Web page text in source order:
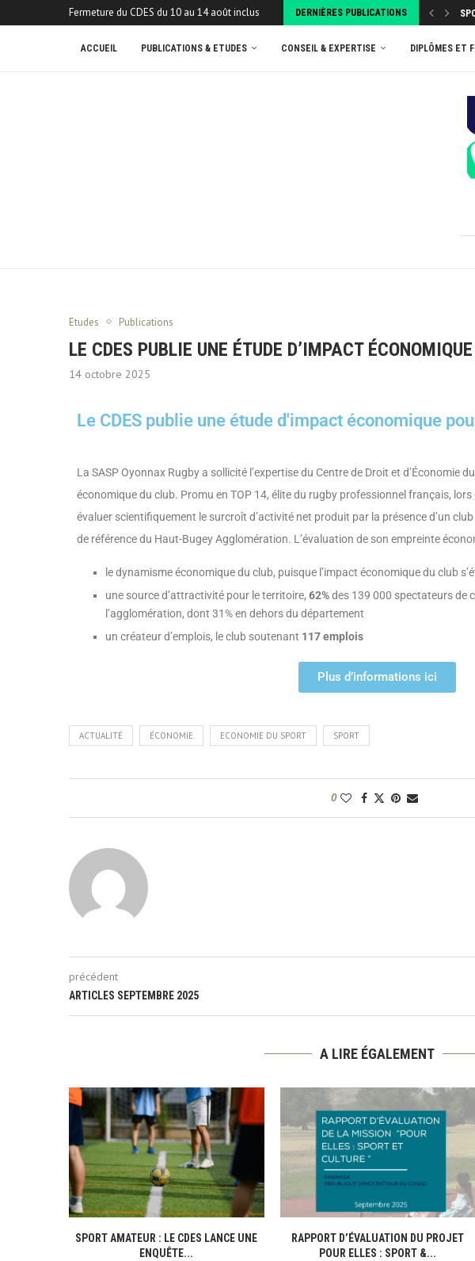
Fermeture du CDES du 10 au 14 août inclus DERNIÈRES PUBLICATIONS
ACCUEIL
PUBLICATIONS & ETUDES CONSEIL & EXPERTISE DIPLÔMES ET
Etudes Publications
LE CDES PUBLIE UNE ÉTUDE D’IMPACT
14 octobre 2025
Le CDES publie une étude d'impact économique
La SASP Oyonnax Rugby a sollicité l’expertise du Centre de Droit et d’Économie
économique du club. Promu en TOP 14, élite du rugby professionnel français,
évaluer scientifiquement le surcroît d’activité net produit par la présence d’un
de référence du Haut-Bugey Agglomération. L’évaluation de son empreinte
le dynamisme économique du club, puisque l’impact économique du club
une source d’attractivité pour le territoire, 62%des 139 000 spectateurs de
l’agglomération, dont 31% en dehors du département
un créateur d’emplois, le club soutenant 117 emplois
Plus d’informations ici
ACTUALITÉ ÉCONOMIE ECONOMIE DU SPORT SPORT
0
précédent
ARTICLES SEPTEMBRE 2025
A LIRE ÉGALEMENT
SPORT AMATEUR : LE CDES LANCE UNE
ENQUÊTE...
RAPPORT D’ÉVALUATION DU PROJET
POUR ELLES : SPORT &...